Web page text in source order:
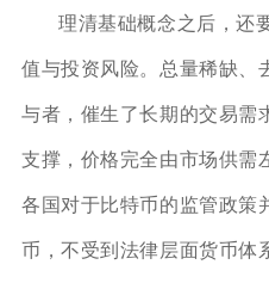
理清基础概念之后，还
值与投资风险。总量稀缺、
与者，催生了长期的交易需
支撑，价格完全由市场供需
各国对于比特币的监管政策
币，不受到法律层面货币体